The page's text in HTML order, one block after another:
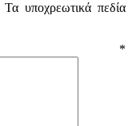
Τα υποχρεωτικά πεδία
*